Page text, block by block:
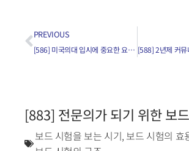
PREVIOUS
[586] 미국의대 입시에 중요한 요소들의 중요도가 어떤 비율로 나뉘나요?
[883] 전문의가 되기 위한 보
보드 시험을 보는 시기, 보드 시험의 효